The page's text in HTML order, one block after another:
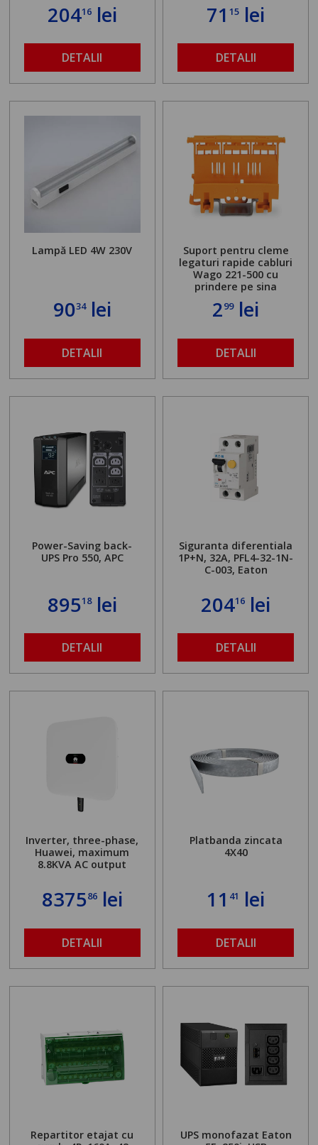
20416lei
DETALII
7115 lei
DETALII
Lampă LED 4W 230V
9034lei
DETALII
Suport pentru cleme
legaturi rapide cabluri
Wago 221-500 cu
prindere pe sina
299lei
DETALII
Power-Saving back-
UPS Pro 550, APC
89518lei
DETALII
Siguranta diferentiala
1P+N, 32A, PFL4-32-1N-
C-003, Eaton
20416 lei
DETALII
Inverter, three-phase,
Huawei, maximum
8.8KVA AC output
837586lei
DETALII
Platbanda zincata
4X40
11 41 lei
DETALII
Repartitor etajat cu
UPS monofazat Eaton